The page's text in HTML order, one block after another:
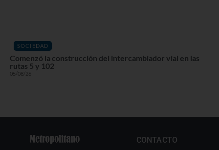
SOCIEDAD
Comenzó la construcción del intercambiador vial en las
rutas 5 y 102
05/08/26
CONTACTO